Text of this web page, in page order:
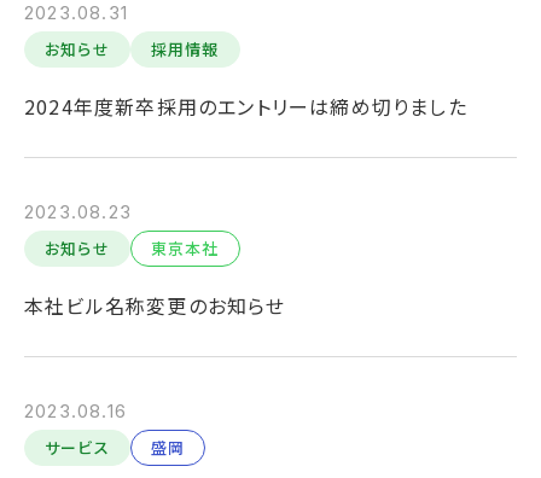
2023.08.31
お知らせ
採用情報
2024年度新卒採用のエントリーは締め切りました
2023.08.23
お知らせ
東京本社
本社ビル名称変更のお知らせ
2023.08.16
サービス
盛岡